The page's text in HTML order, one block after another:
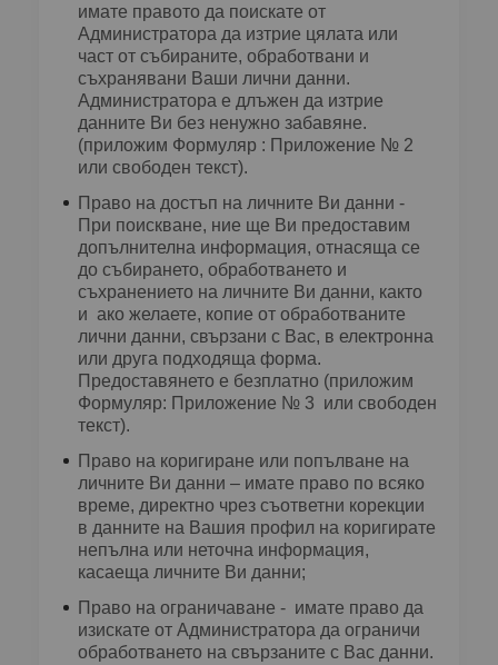
имате правото да поискате от
Администратора да изтрие цялата или
част от събираните, обработвани и
съхранявани Ваши лични данни.
Администратора е длъжен да изтрие
данните Ви без ненужно забавяне.
(приложим Формуляр : Приложение № 2
или свободен текст).
Право на достъп на личните Ви данни -
При поискване, ние ще Ви предоставим
допълнителна информация, отнасяща се
до събирането, обработването и
съхранението на личните Ви данни, както
и ако желаете, копие от обработваните
лични данни, свързани с Вас, в електронна
или друга подходяща форма.
Предоставянето е безплатно (приложим
Формуляр: Приложение № 3 или свободен
текст).
Право на коригиране или попълване на
личните Ви данни – имате право по всяко
време, директно чрез съответни корекции
в данните на Вашия профил на коригирате
непълна или неточна информация,
касаеща личните Ви данни;
Право на ограничаване - имате право да
изискате от Администратора да ограничи
обработването на свързаните с Вас данни.